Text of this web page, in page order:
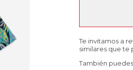
Te invitamos a
similares que te
También